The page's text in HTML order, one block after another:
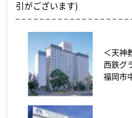
引がございます)
＜天神
西鉄グ
福岡市